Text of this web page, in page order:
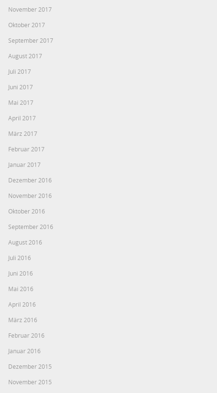
November 2017
Oktober 2017
September 2017
August 2017
Juli 2017
Juni 2017
Mai 2017
April 2017
März 2017
Februar 2017
Januar 2017
Dezember 2016
November 2016
Oktober 2016
September 2016
August 2016
Juli 2016
Juni 2016
Mai 2016
April 2016
März 2016
Februar 2016
Januar 2016
Dezember 2015
November 2015